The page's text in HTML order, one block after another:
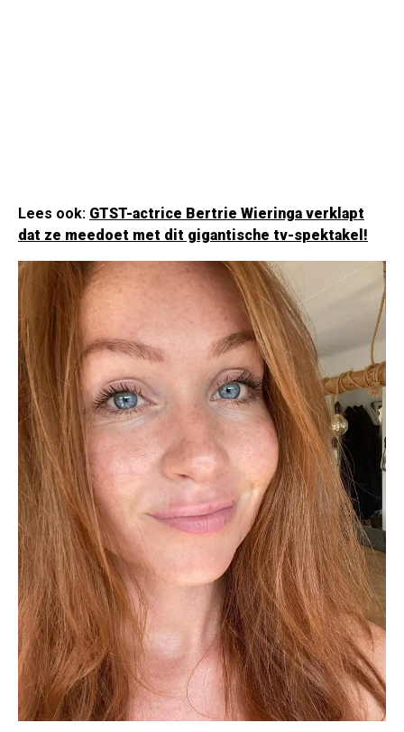
Lees ook: GTST-actrice Bertrie Wieringa verklapt
dat ze meedoet met dit gigantische tv-spektakel!